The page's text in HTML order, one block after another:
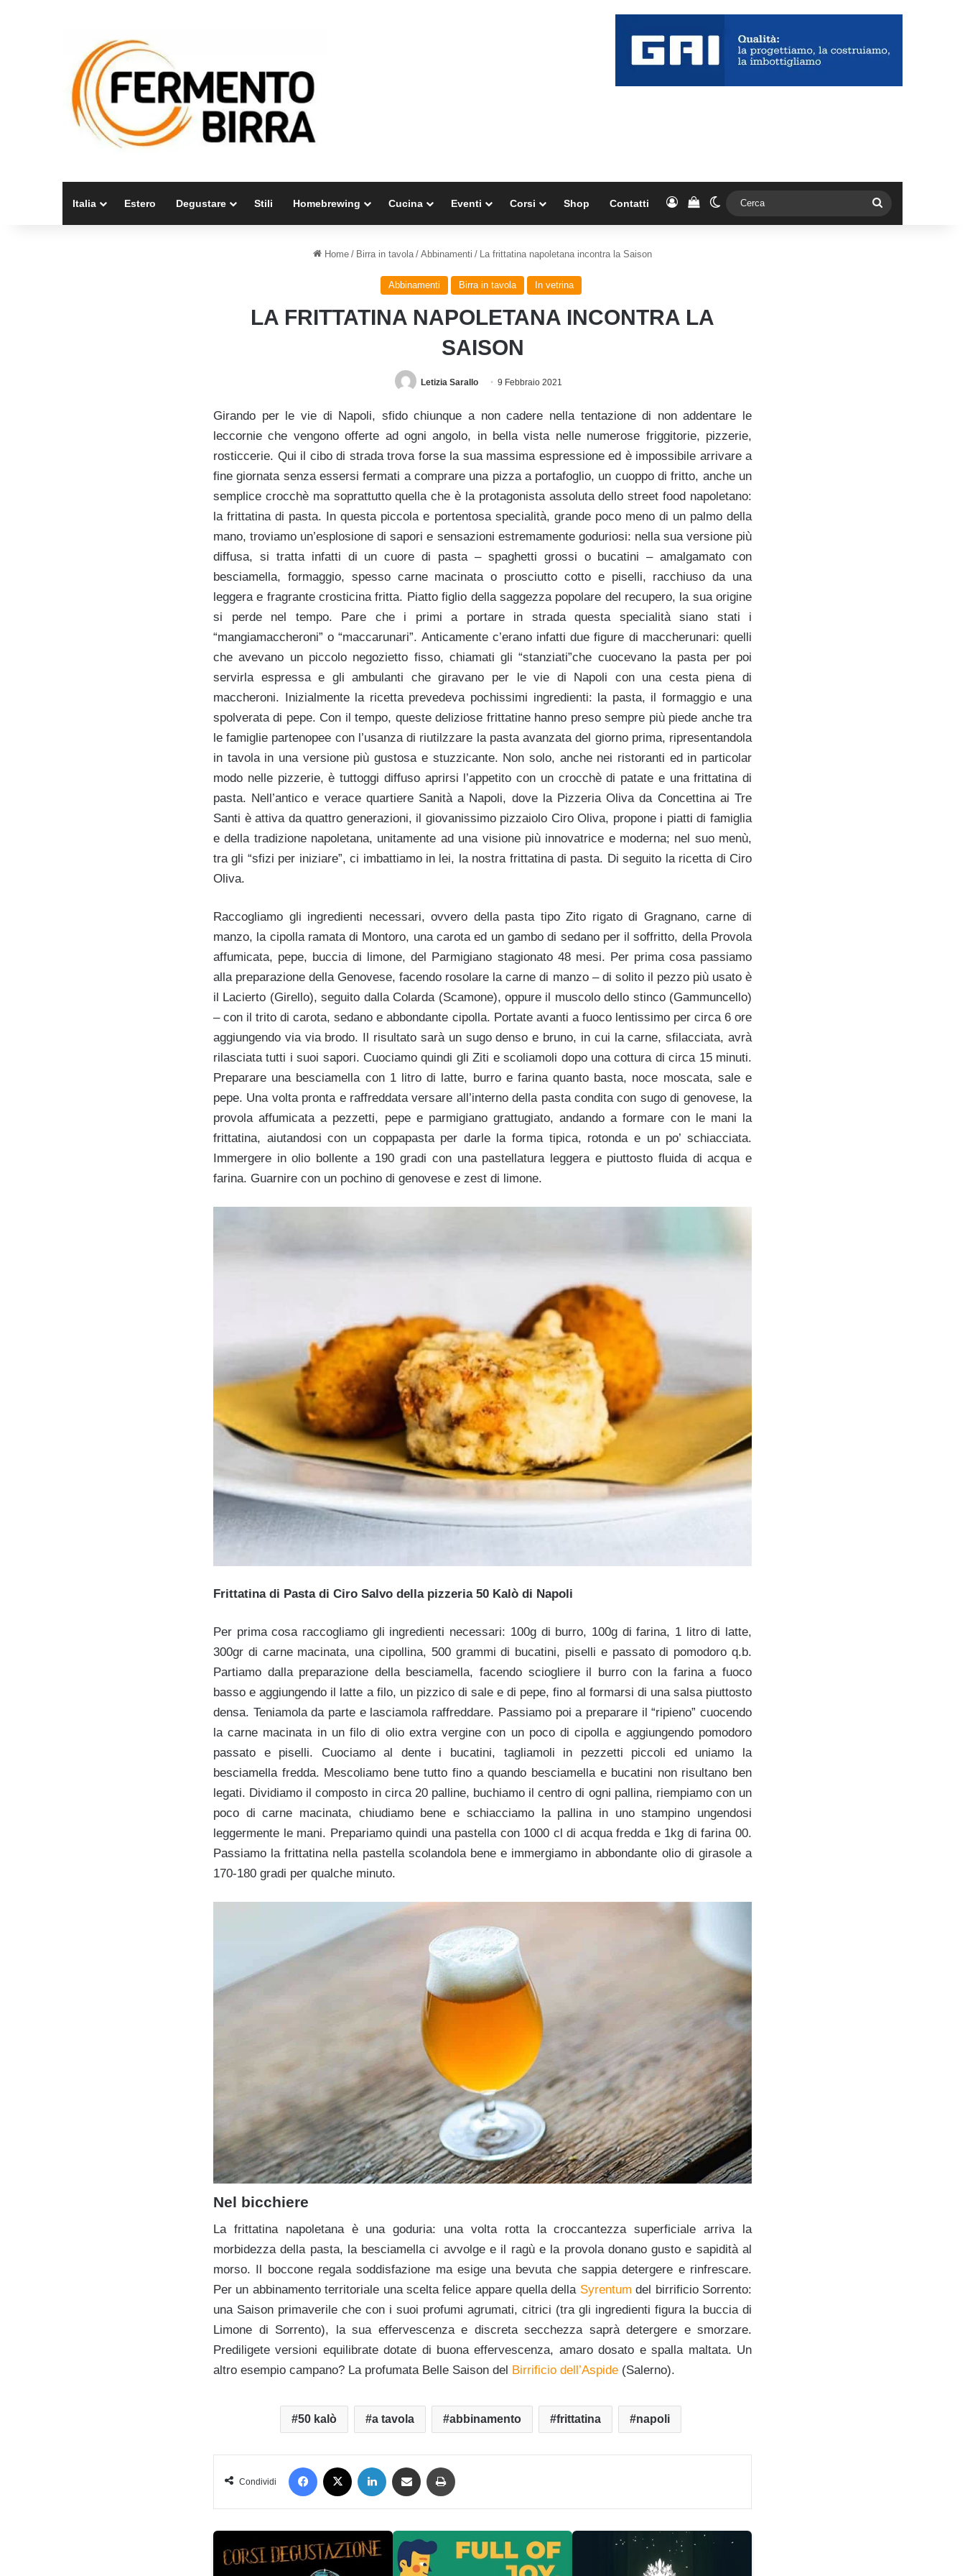
Italia Estero Degustare Stili Homebrewing Cucina Eventi Corsi Shop Contatti AccediVedi il carrello
Cambia aspetto
Home / Birra in tavola / Abbinamenti / La frittatina napoletana incontra la Saison
Abbinamenti Birra in tavola In vetrina
LA FRITTATINA NAPOLETANA INCONTRA LA
SAISON
Letizia Sarallo 9 Febbraio 2021
Girando per le vie di Napoli, sfido chiunque a non cadere nella tentazione di non addentare le
leccornie che vengono offerte ad ogni angolo, in bella vista nelle numerose friggitorie, pizzerie,
rosticcerie. Qui il cibo di strada trova forse la sua massima espressione ed è impossibile arrivare a
fine giornata senza essersi fermati a comprare una pizza a portafoglio, un cuoppo di fritto, anche un
semplice crocchè ma soprattutto quella che è la protagonista assoluta dello street food napoletano:
la frittatina di pasta. In questa piccola e portentosa specialità, grande poco meno di un palmo della
mano, troviamo un’esplosione di sapori e sensazioni estremamente goduriosi: nella sua versione più
diffusa, si tratta infatti di un cuore di pasta – spaghetti grossi o bucatini – amalgamato con
besciamella, formaggio, spesso carne macinata o prosciutto cotto e piselli, racchiuso da una
leggera e fragrante crosticina fritta. Piatto figlio della saggezza popolare del recupero, la sua origine
si perde nel tempo. Pare che i primi a portare in strada questa specialità siano stati i
“mangiamaccheroni” o “maccarunari”. Anticamente c’erano infatti due figure di maccherunari: quelli
che avevano un piccolo negozietto fisso, chiamati gli “stanziati”che cuocevano la pasta per poi
servirla espressa e gli ambulanti che giravano per le vie di Napoli con una cesta piena di
maccheroni. Inizialmente la ricetta prevedeva pochissimi ingredienti: la pasta, il formaggio e una
spolverata di pepe. Con il tempo, queste deliziose frittatine hanno preso sempre più piede anche tra
le famiglie partenopee con l’usanza di riutilzzare la pasta avanzata del giorno prima, ripresentandola
in tavola in una versione più gustosa e stuzzicante. Non solo, anche nei ristoranti ed in particolar
modo nelle pizzerie, è tuttoggi diffuso aprirsi l’appetito con un crocchè di patate e una frittatina di
pasta. Nell’antico e verace quartiere Sanità a Napoli, dove la Pizzeria Oliva da Concettina ai Tre
Santi è attiva da quattro generazioni, il giovanissimo pizzaiolo Ciro Oliva, propone i piatti di famiglia
e della tradizione napoletana, unitamente ad una visione più innovatrice e moderna; nel suo menù,
tra gli “sfizi per iniziare”, ci imbattiamo in lei, la nostra frittatina di pasta. Di seguito la ricetta di Ciro
Oliva.
Raccogliamo gli ingredienti necessari, ovvero della pasta tipo Zito rigato di Gragnano, carne di
manzo, la cipolla ramata di Montoro, una carota ed un gambo di sedano per il soffritto, della Provola
affumicata, pepe, buccia di limone, del Parmigiano stagionato 48 mesi. Per prima cosa passiamo
alla preparazione della Genovese, facendo rosolare la carne di manzo – di solito il pezzo più usato è
il Lacierto (Girello), seguito dalla Colarda (Scamone), oppure il muscolo dello stinco (Gammuncello)
– con il trito di carota, sedano e abbondante cipolla. Portate avanti a fuoco lentissimo per circa 6 ore
aggiungendo via via brodo. Il risultato sarà un sugo denso e bruno, in cui la carne, sfilacciata, avrà
rilasciata tutti i suoi sapori. Cuociamo quindi gli Ziti e scoliamoli dopo una cottura di circa 15 minuti.
Preparare una besciamella con 1 litro di latte, burro e farina quanto basta, noce moscata, sale e
pepe. Una volta pronta e raffreddata versare all’interno della pasta condita con sugo di genovese, la
provola affumicata a pezzetti, pepe e parmigiano grattugiato, andando a formare con le mani la
frittatina, aiutandosi con un coppapasta per darle la forma tipica, rotonda e un po’ schiacciata.
Immergere in olio bollente a 190 gradi con una pastellatura leggera e piuttosto fluida di acqua e
farina. Guarnire con un pochino di genovese e zest di limone.
Frittatina di Pasta di Ciro Salvo della pizzeria 50 Kalò di Napoli
Per prima cosa raccogliamo gli ingredienti necessari: 100g di burro, 100g di farina, 1 litro di latte,
300gr di carne macinata, una cipollina, 500 grammi di bucatini, piselli e passato di pomodoro q.b.
Partiamo dalla preparazione della besciamella, facendo sciogliere il burro con la farina a fuoco
basso e aggiungendo il latte a filo, un pizzico di sale e di pepe, fino al formarsi di una salsa piuttosto
densa. Teniamola da parte e lasciamola raffreddare. Passiamo poi a preparare il “ripieno” cuocendo
la carne macinata in un filo di olio extra vergine con un poco di cipolla e aggiungendo pomodoro
passato e piselli. Cuociamo al dente i bucatini, tagliamoli in pezzetti piccoli ed uniamo la
besciamella fredda. Mescoliamo bene tutto fino a quando besciamella e bucatini non risultano ben
legati. Dividiamo il composto in circa 20 palline, buchiamo il centro di ogni pallina, riempiamo con un
poco di carne macinata, chiudiamo bene e schiacciamo la pallina in uno stampino ungendosi
leggermente le mani. Prepariamo quindi una pastella con 1000 cl di acqua fredda e 1kg di farina 00.
Passiamo la frittatina nella pastella scolandola bene e immergiamo in abbondante olio di girasole a
170-180 gradi per qualche minuto.
Nel bicchiere
La frittatina napoletana è una goduria: una volta rotta la croccantezza superficiale arriva la
morbidezza della pasta, la besciamella ci avvolge e il ragù e la provola donano gusto e sapidità al
morso. Il boccone regala soddisfazione ma esige una bevuta che sappia detergere e rinfrescare.
Per un abbinamento territoriale una scelta felice appare quella della Syrentum del birrificio Sorrento:
una Saison primaverile che con i suoi profumi agrumati, citrici (tra gli ingredienti figura la buccia di
Limone di Sorrento), la sua effervescenza e discreta secchezza saprà detergere e smorzare.
Prediligete versioni equilibrate dotate di buona effervescenza, amaro dosato e spalla maltata. Un
altro esempio campano? La profumata Belle Saison del
Birrificio dell’Aspide (Salerno).
50 kalò a tavola abbinamento frittatina napoli
Condividi
Facebook LinkedIn Condividi via mail